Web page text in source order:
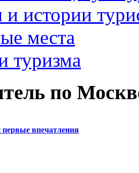
истории
места
туризма
по
впечатления